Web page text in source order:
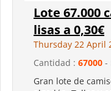
Lote 67.000
lisas a 0,30€
Thursday 22 April
Cantidad : 67000 -
Gran lote de